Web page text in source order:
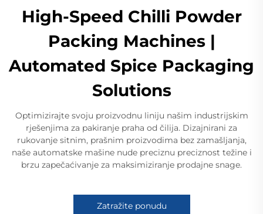
High-Speed Chilli Powder
Packing Machines |
Automated Spice Packaging
Solutions
Optimizirajte svoju proizvodnu liniju našim industrijskim
rješenjima za pakiranje praha od čilija. Dizajnirani za
rukovanje sitnim, prašnim proizvodima bez zamašljanja,
naše automatske mašine nude preciznu preciznost težine i
brzu zapečaćivanje za maksimiziranje prodajne snage.
Zatražite ponudu